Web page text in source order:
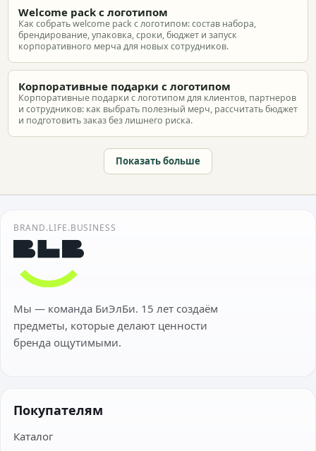
Welcome pack с логотипом
Как собрать welcome pack с логотипом: состав набора,
брендирование, упаковка, сроки, бюджет и запуск
корпоративного мерча для новых сотрудников.
Корпоративные подарки с логотипом
Корпоративные подарки с логотипом для клиентов, партнеров
и сотрудников: как выбрать полезный мерч, рассчитать бюджет
и подготовить заказ без лишнего риска.
Показать больше
BRAND.LIFE.BUSINESS
Мы — команда БиЭлБи. 15 лет создаём
предметы, которые делают ценности
бренда ощутимыми.
Покупателям
Каталог